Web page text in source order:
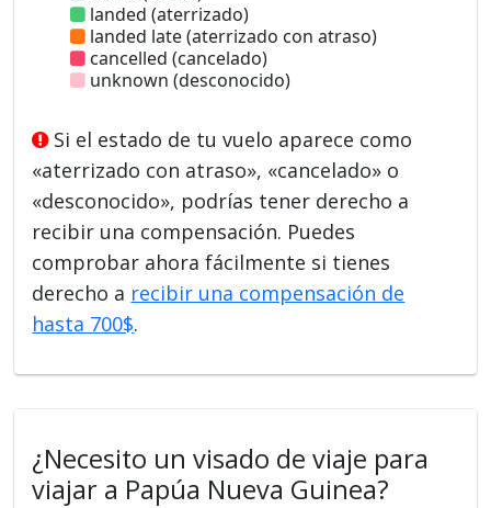
landed (aterrizado)
landed late (aterrizado con atraso)
cancelled (cancelado)
unknown (desconocido)
Si el estado de tu vuelo aparece como
«aterrizado con atraso», «cancelado» o
«desconocido», podrías tener derecho a
recibir una compensación. Puedes
comprobar ahora fácilmente si tienes
derecho a recibir una compensación de
hasta 700$.
¿Necesito un visado de viaje para
viajar a Papúa Nueva Guinea?